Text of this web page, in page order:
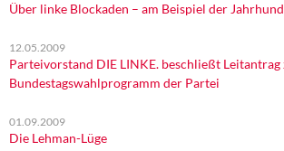
Über linke Blockaden – am Beispiel der
12.05.2009
Parteivorstand DIE LINKE. beschließt Leitantrag
Bundestagswahlprogramm der Partei
01.09.2009
Die Lehman-Lüge